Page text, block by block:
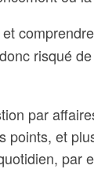
risqué
par
et
par